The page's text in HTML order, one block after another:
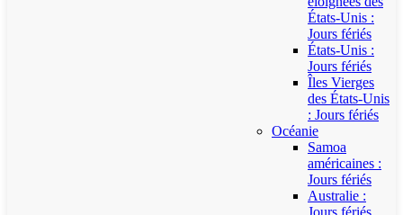
États-Unis :
Jours fériés
États-Unis :
Jours fériés
Îles Vierges
des États-Unis
: Jours fériés
Océanie
Samoa
américaines :
Jours fériés
Australie :
Jours fériés